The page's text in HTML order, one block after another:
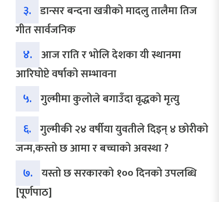
३. डान्सर बन्दना खत्रीको मादलु तालैमा तिज
गीत सार्वजनिक
४. आज राति र भोलि देशका यी स्थानमा
आरिघोप्टे वर्षाको सम्भावना
५. गुल्मीमा कुलोले बगाउँदा वृद्धको मृत्यु
६. गुल्मीकी २४ वर्षीया युवतीले दिइन् ४ छोरीको
जन्म,कस्तो छ आमा र बच्चाको अवस्था ?
७. यस्तो छ सरकारको १०० दिनको उपलब्धि
[पूर्णपाठ]